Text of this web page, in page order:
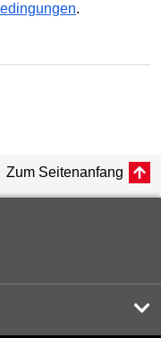
.
Zum Seitenanfang